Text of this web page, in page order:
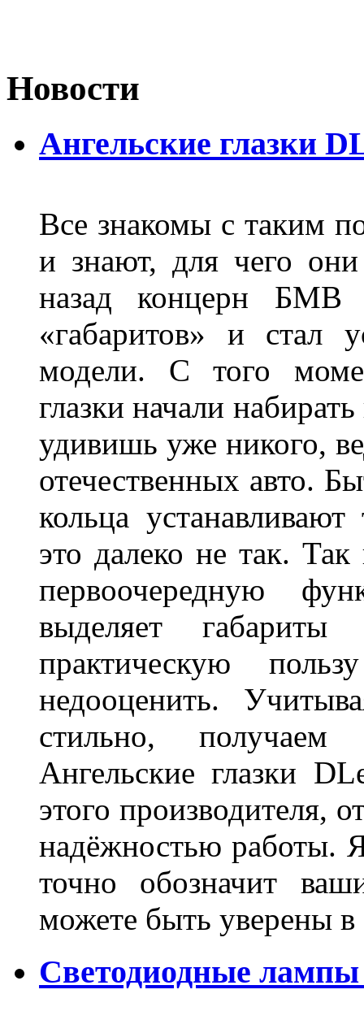
Новости
Ангельские глазки
Все знакомы с таким
и знают, для чего
назад концерн БМВ
«габаритов» и стал
модели. С того
глазки начали
удивишь уже никого,
отечественных авто.
кольца
это далеко не так. Так
первоочередную
выделяет
практическую
недооценить.
стильно,
Ангельские глазки
этого производителя,
надёжностью работы.
точно обозначит
можете быть уверены
Светодиодные